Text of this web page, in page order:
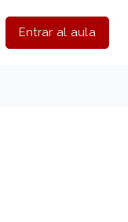
Entrar al aula